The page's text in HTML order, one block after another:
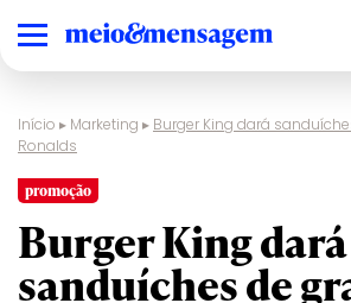
Início ▸ Marketing ▸ Burger King dará
Ronalds
promoção
Burger King dará
sanduíches de